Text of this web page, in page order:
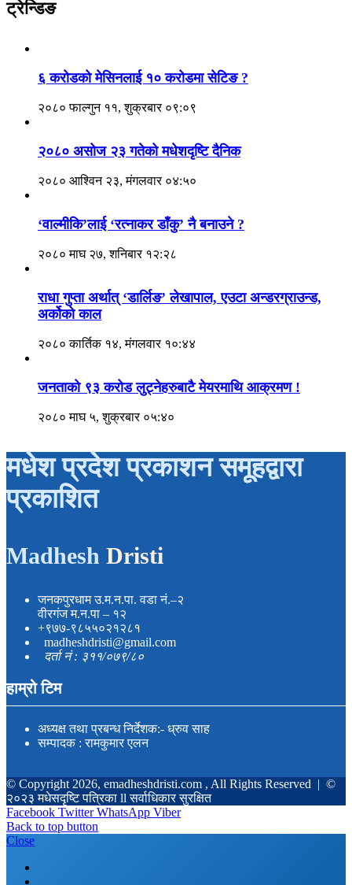
ट्रेन्डिङ
६ करोडको मेसिनलाई १० करोडमा सेटिङ ?
२०८० फाल्गुन ११, शुक्रबार ०९:०९
२०८० असोज २३ गतेको मधेशदृष्टि दैनिक
२०८० आश्विन २३, मंगलवार ०४:५०
‘वाल्मीकि’लाई ‘रत्नाकर डाँकु’ नै बनाउने ?
२०८० माघ २७, शनिबार १२:२८
राधा गुप्ता अर्थात् ‘डार्लिङ’ लेखापाल, एउटा अन्डरग्राउन्ड,
अर्कोको काल
२०८० कार्तिक १४, मंगलवार १०:४४
जनताको ९३ करोड लुट्नेहरुबाटै मेयरमाथि आक्रमण !
२०८० माघ ५, शुक्रबार ०५:४०
मधेश प्रदेश प्रकाशन समूहद्वारा
प्रकाशित
Madhesh Dristi
जनकपुरधाम उ.म.न.पा. वडा नं.–२
वीरगंज म.न.पा – १२
+९७७-९८५५०२१२८१
madheshdristi@gmail.com
दर्ता नं : ३११/०७९/८०
हाम्रो टिम
अध्यक्ष तथा प्रबन्ध निर्देशक:- ध्रुव साह
सम्पादक : रामकुमार एलन
© Copyright 2026, emadheshdristi.com , All Rights Reserved | ©
२०२३ मधेसदृष्टि पत्रिका ll सर्वाधिकार सुरक्षित
Facebook Twitter WhatsApp Viber
Back to top button
Close